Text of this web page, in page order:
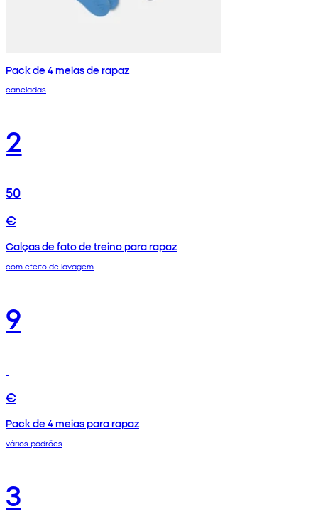
Pack de 4 meias de rapaz
caneladas
2
50
€
Calças de fato de treino para rapaz
com efeito de lavagem
9
€
Pack de 4 meias para rapaz
vários padrões
3